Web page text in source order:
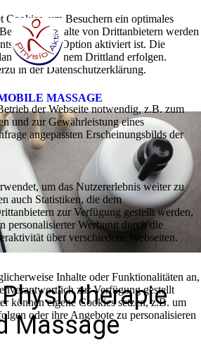
MASSAGE
Massage
Cookies, um Besuchern ein optimales
Inhalte von Drittanbietern werden
Option aktiviert ist. Die
auch in einem Drittland erfolgen.
in der Datenschutzerklärung.
der Webseite notwendig, z.B. zum
und zur Gewährleistung eines
angepassten Erscheinungsbilds der
um das Nutzererlebnis weiter zu
auch Statistiken, die dem
zur Verfügung gestellt werden,
personalisierter Werbung durch die
über verschiedene Webseiten.
Inhalte oder Funktionalitäten an,
zur Verfügung gestellt
können eigene Cookies setzen, z.B. um
oder ihre Angebote zu personalisieren